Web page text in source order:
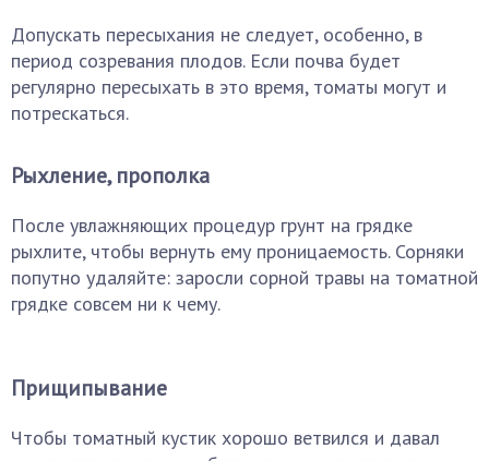
Допускать пересыхания не следует, особенно, в
период созревания плодов. Если почва будет
регулярно пересыхать в это время, томаты могут и
потрескаться.
Рыхление, прополка
После увлажняющих процедур грунт на грядке
рыхлите, чтобы вернуть ему проницаемость. Сорняки
попутно удаляйте: заросли сорной травы на томатной
грядке совсем ни к чему.
Прищипывание
Чтобы томатный кустик хорошо ветвился и давал